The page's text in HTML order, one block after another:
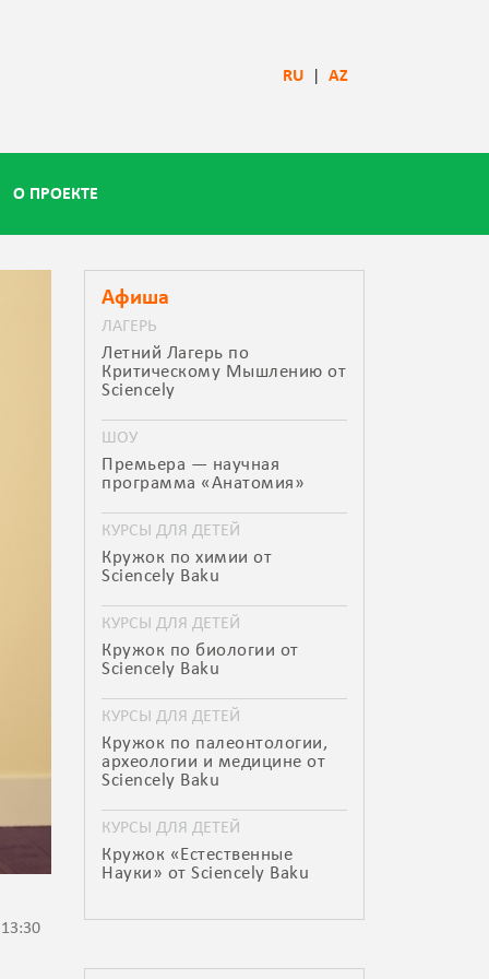
RU| AZ
О ПРОЕКТЕ
Афиша
ЛАГЕРЬ
Летний Лагерь по
Критическому Мышлению от
Sciencely
ШОУ
Премьера — научная
программа «Анатомия»
КУРСЫ ДЛЯ ДЕТЕЙ
Кружок по химии от
Sciencely Baku
КУРСЫ ДЛЯ ДЕТЕЙ
Кружок по биологии от
Sciencely Baku
КУРСЫ ДЛЯ ДЕТЕЙ
Кружок по палеонтологии,
археологии и медицине от
Sciencely Baku
КУРСЫ ДЛЯ ДЕТЕЙ
Кружок «Естественные
Науки» от Sciencely Baku